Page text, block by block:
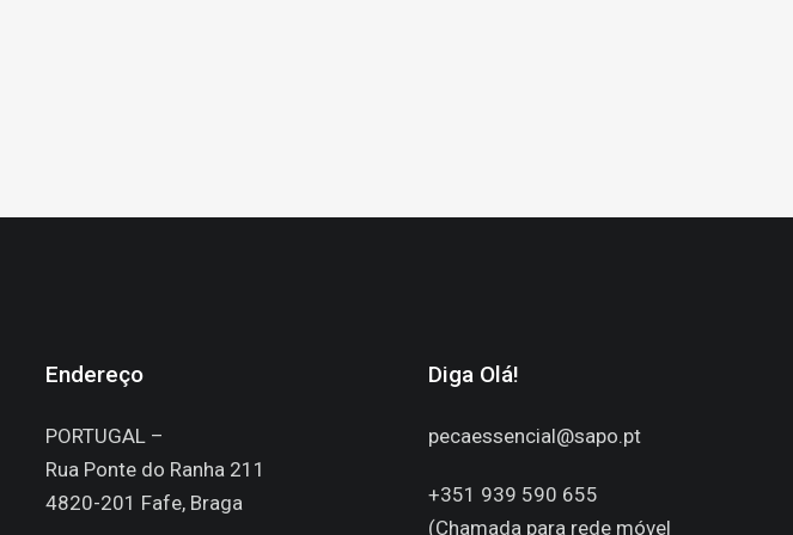
Endereço
PORTUGAL –
Rua Ponte do Ranha 211
4820-201 Fafe, Braga
Diga Olá!
pecaessencial@sapo.pt
+351 939 590 655
(Chamada para rede móvel